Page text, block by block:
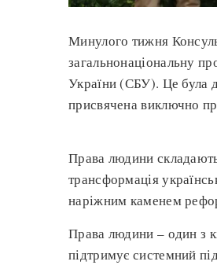
Минулого тижня
загальнонаціональну
України (СБУ). Це була
присвячена виключно
Права людини
трансформація
наріжним каменем
Права людини – один з
підтримує системний